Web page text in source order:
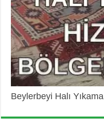
Beylerbeyi Halı Yıkama